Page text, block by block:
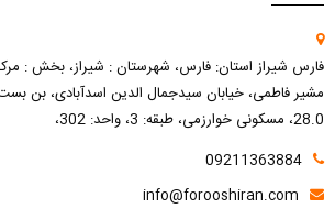
فارس شیراز استان: فارس، شهرستان : شیراز، بخش :
28.0، مسکونی خوارزمی، طبقه: 3، واحد: 302،
09211363884
info@forooshiran.com